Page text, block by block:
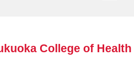
College of Health